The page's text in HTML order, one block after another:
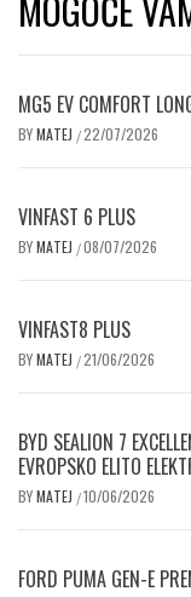
MG5 EV COMFORT
BYMATEJ /22/07/2026
VINFAST 6 PLUS
BYMATEJ /08/07/2026
VINFAST8 PLUS
BYMATEJ /21/06/2026
BYD SEALION 7
EVROPSKO ELITO
BYMATEJ /10/06/2026
FORD PUMA GEN-E